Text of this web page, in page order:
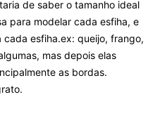
de saber o tamanho ideal
para modelar cada esfiha, e
esfiha.ex: queijo, frango,
mas depois elas
as bordas.